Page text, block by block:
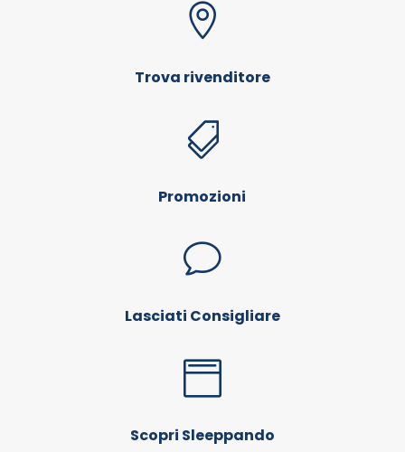

Trova rivenditore

Promozioni
v
Lasciati Consigliare

Scopri Sleeppando